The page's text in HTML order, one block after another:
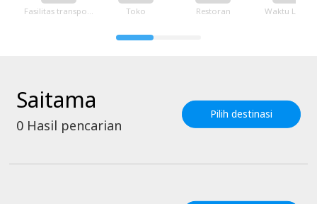
Fasilitas transportasi Toko Restoran Waktu Luang
Saitama
0 Hasil pencarian
Pilih destinasi